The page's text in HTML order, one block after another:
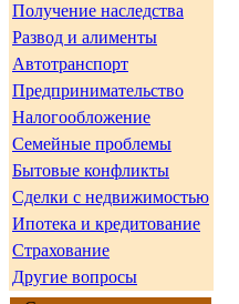
Получение наследства
Развод и алименты
Автотранспорт
Предпринимательство
Налогообложение
Семейные проблемы
Бытовые конфликты
Сделки с недвижимостью
Ипотека и кредитование
Страхование
Другие вопросы